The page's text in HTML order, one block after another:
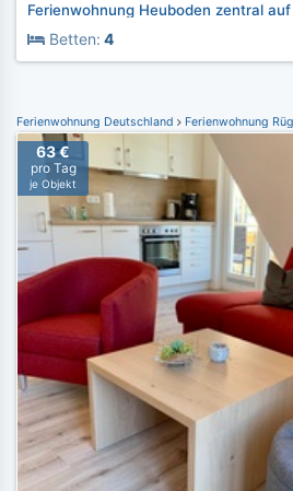
Ferienwohnung Heuboden zentral
Betten: 4
Ferienwohnung Deutschland Ferienwohnung
63 €
pro Tag
je Objekt